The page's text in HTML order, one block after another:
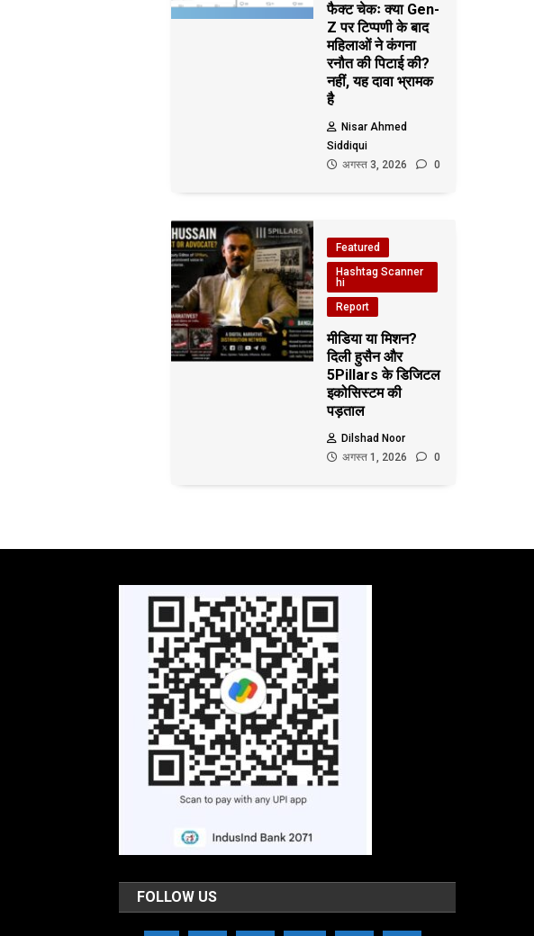
फैक्ट चेकः क्या Gen-
Z पर टिप्पणी के बाद
महिलाओं ने कंगना
रनौत की पिटाई की?
नहीं, यह दावा भ्रामक
है
Nisar Ahmed
Siddiqui
अगस्त 3, 2026
0
Featured
Hashtag Scanner
hi
Report
मीडिया या मिशन?
दिली हुसैन और
5Pillars के डिजिटल
इकोसिस्टम की
पड़ताल
Dilshad Noor
अगस्त 1, 2026
0
FOLLOW US